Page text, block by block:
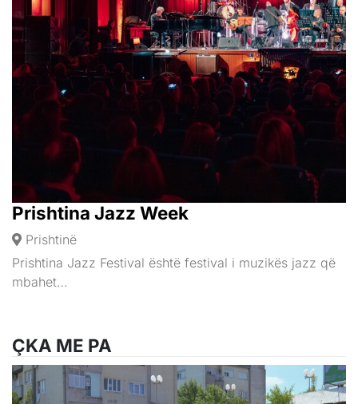
Prishtina Jazz Week
Prishtinë
Prishtina Jazz Festival është festival i muzikës jazz që
mbahet…
ÇKA ME PA